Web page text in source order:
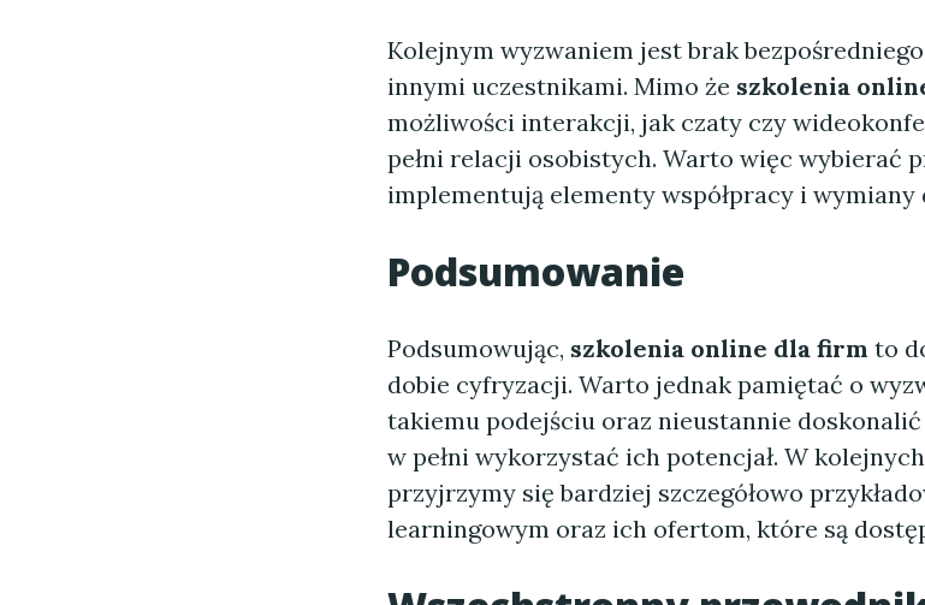
Kolejnym wyzwaniem jest brak
innymi uczestnikami. Mimo że szkolenia
możliwości interakcji, jak czaty czy
pełni relacji osobistych. Warto więc wybierać
implementują elementy współpracy i wymiany
Podsumowanie
Podsumowując, szkolenia online dla firm to
dobie cyfryzacji. Warto jednak pamiętać o
takiemu podejściu oraz nieustannie
w pełni wykorzystać ich potencjał. W
przyjrzymy się bardziej szczegółowo
learningowym oraz ich ofertom, które są